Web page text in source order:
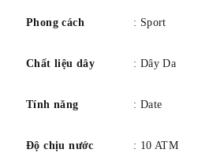
Phong cách : Sport
Chất liệu dây : Dây Da
Tính năng : Date
Độ chịu nước : 10 ATM